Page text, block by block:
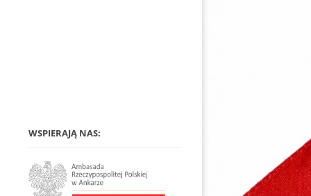
WSPIERAJĄ NAS: